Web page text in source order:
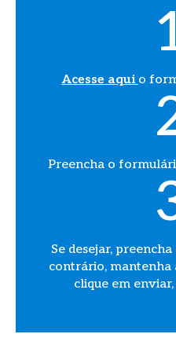
Acesse aqui o
Preencha o
Se desejar, preencha
contrário, mantenha
clique em